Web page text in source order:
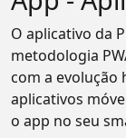
O aplicativo da
metodologia
com a evolução
aplicativos
o app no seu